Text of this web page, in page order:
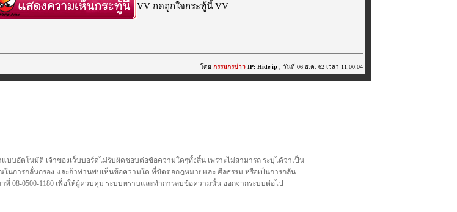
VV กดถูกใจกระทู้นี้ VV
โดย กรรมกรข่าว IP: Hide ip , วันที่ 06 ธ.ค. 62 เวลา 11:00:04
บอัตโนมัติ เจ้าของเว็บบอร์ดไม่รับผิดชอบต่อข้อความใดๆทั้งสิ้น เพราะไม่สามารถ ระบุได้ว่าเป็น
นการกลั่นกรอง และถ้าท่านพบเห็นข้อความใด ที่ขัดต่อกฎหมายและ ศีลธรรม หรือเป็นการกลั่น
08-0500-1180 เพื่อให้ผู้ควบคุม ระบบทราบและทำการลบข้อความนั้น ออกจากระบบต่อไป